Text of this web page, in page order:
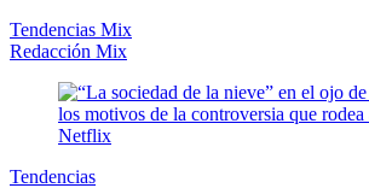
Tendencias Mix
Redacción Mix
Tendencias